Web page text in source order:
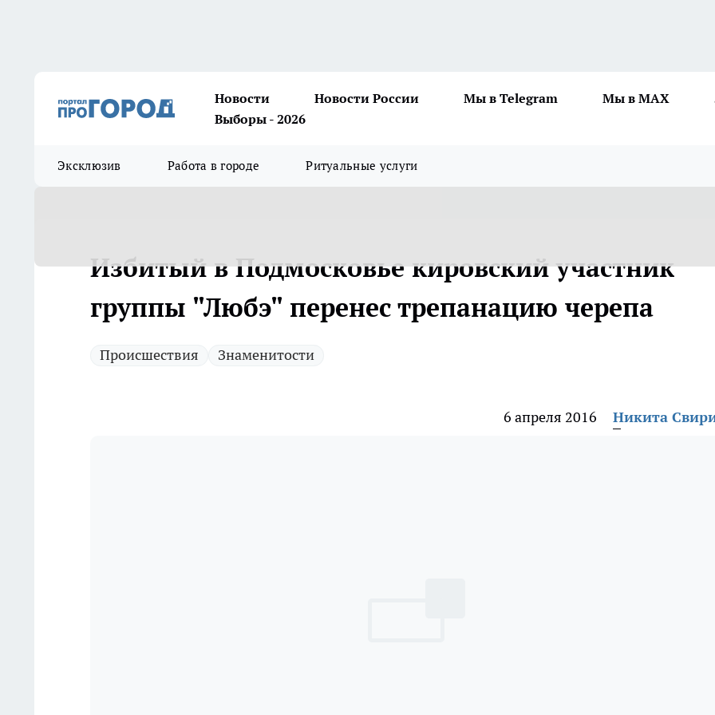
Новости Новости России Мы в Telegram Мы в MAX
Выборы - 2026
Эксклюзив Работа в городе Ритуальные услуги
Избитый в Подмосковье кировский участник
группы "Любэ" перенес трепанацию черепа
Происшествия Знаменитости
6 апреля 2016 Никита